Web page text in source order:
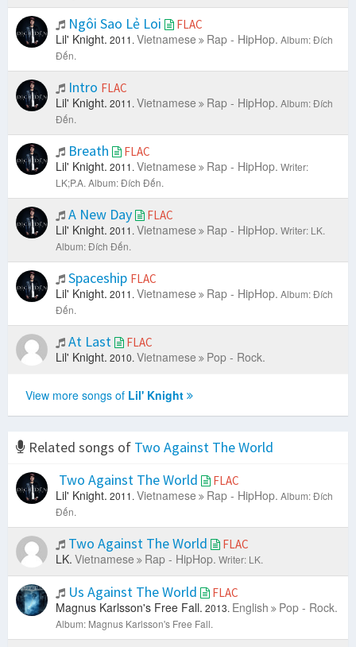
Ngôi Sao Lẻ Loi FLAC
Lil' Knight. 2011. Vietnamese Rap - HipHop. Album: Đích
Đến.
Intro FLAC
Lil' Knight. 2011. Vietnamese Rap - HipHop. Album: Đích
Đến.
Breath FLAC
Lil' Knight. 2011. Vietnamese Rap - HipHop. Writer:
LK;P.A. Album: Đích Đến.
A New Day FLAC
Lil' Knight. 2011. Vietnamese Rap - HipHop. Writer: LK.
Album: Đích Đến.
Spaceship FLAC
Lil' Knight. 2011. Vietnamese Rap - HipHop. Album: Đích
Đến.
At Last FLAC
Lil' Knight. 2010. Vietnamese Pop - Rock.
View more songs of Lil' Knight
Related songs of Two Against The World
Two Against The World
FLAC
Lil' Knight. 2011. Vietnamese Rap - HipHop. Album: Đích
Đến.
Two Against The World FLAC
LK. Vietnamese Rap - HipHop. Writer: LK.
Us Against The World FLAC
Magnus Karlsson's Free Fall. 2013. English Pop - Rock.
Album: Magnus Karlsson's Free Fall.